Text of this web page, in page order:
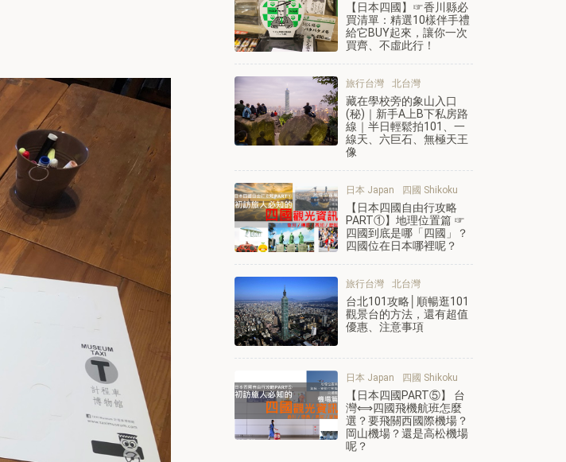
【日本四國】☞香川縣必
買清單：精選10樣伴手禮
給它BUY起來，讓你一次
買齊、不虛此行！
旅行台灣 北台灣
藏在學校旁的象山入口
(秘)｜新手A上B下私房路
線｜半日輕鬆拍101、一
線天、六巨石、無極天王
像
日本 Japan 四國 Shikoku
【日本四國自由行攻略
PART①】地理位置篇 ☞
四國到底是哪「四國」？
四國位在日本哪裡呢？
旅行台灣 北台灣
台北101攻略│順暢逛101
觀景台的方法，還有超值
優惠、注意事項
日本 Japan 四國 Shikoku
【日本四國PART⑤】 台
灣⟺四國飛機航班怎麼
選？要飛關西國際機場？
岡山機場？還是高松機場
呢？